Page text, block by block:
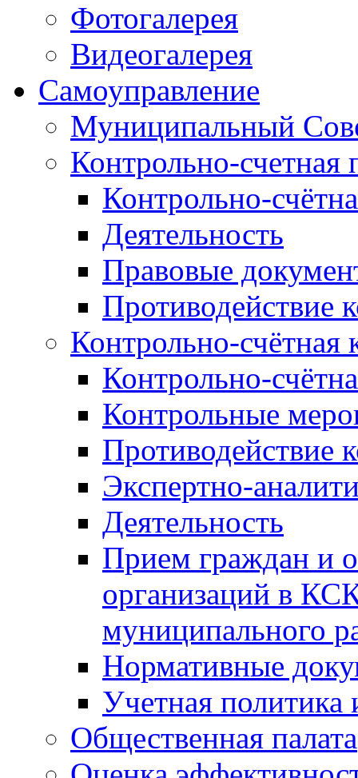
Фотогалерея
Видеогалерея
Самоуправление
Муниципальный
Контрольно-счетная
Контрольно-
Деятельность
Правовые
Противодействие
Контрольно-счётная
Контрольно-
Контрольные
Противодействие
Экспертно-
Деятельность
Прием граждан и
организаций в
муниципального
Нормативные
Учетная политика
Общественная палата